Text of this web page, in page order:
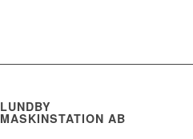
LUNDBY
MASKINSTATION AB